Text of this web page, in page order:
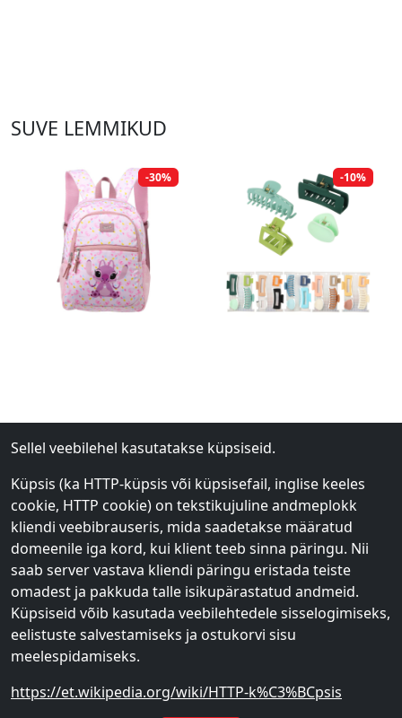
SUVE LEMMIKUD
-30% -10%
Sellel veebilehel kasutatakse küpsiseid.
Küpsis (ka HTTP-küpsis või küpsisefail, inglise keeles
cookie, HTTP cookie) on tekstikujuline andmeplokk
kliendi veebibrauseris, mida saadetakse määratud
domeenile iga kord, kui klient teeb sinna päringu. Nii
saab server vastava kliendi päringu eristada teiste
omadest ja pakkuda talle isikupärastatud andmeid.
Küpsiseid võib kasutada veebilehtedele sisselogimiseks,
eelistuste salvestamiseks ja ostukorvi sisu
meelespidamiseks.
https://et.wikipedia.org/wiki/HTTP-k%C3%BCpsis